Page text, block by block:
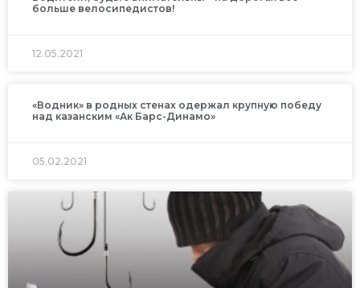
больше велосипедистов!
12.05.2021
«Водник» в родных стенах одержал крупную победу
над казанским «Ак Барс-Динамо»
05.02.2021